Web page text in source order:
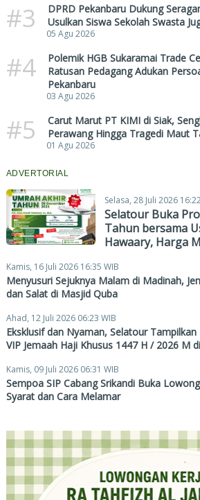
#3
DPRD Pekanbaru Dukung
Usulkan Siswa Sekolah Swasta
05 Agu 2026
#4
Polemik HGB Sukaramai Trade
Ratusan Pedagang Adukan
Pekanbaru
03 Agu 2026
#5
Carut Marut PT KIMI di Siak,
Perawang Hingga Tragedi Maut
01 Agu 2026
ADVERTORIAL
Selasa, 28 Juli 2026
Selatour Buka
Tahun bersama
Hawaary, Harga
Kamis, 16 Juli 2026 16:35 WIB
Menyusuri Sejuknya Malam di Madinah,
dan Salat di Masjid Quba
Ahad, 12 Juli 2026 06:23 WIB
Eksklusif dan Nyaman, Selatour
VIP Jemaah Haji Khusus 1447 H / 2026 M
Kamis, 09 Juli 2026 06:31 WIB
Sempoa SIP Cabang Srikandi Buka
Syarat dan Cara Melamar